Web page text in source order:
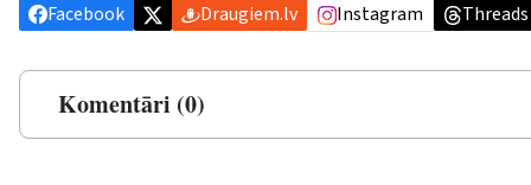
Facebook Draugiem.lv Instagram Threads
Komentāri (0)